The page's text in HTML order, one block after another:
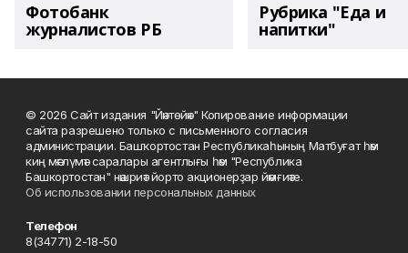
Фотобанк
журналистов РБ
Рубрика "Еда и
напитки"
© 2026 Сайт издания "Йәнтөйәк" Копирование информации
сайта разрешено только с письменного согласия
администрации. Башҡортостан Республикаһының Матбуғат һәм
киң мәғлүмәт саралары агентлығы һәм "Республика
Башкортостан" нәшриәт йорто акционерҙар йәмғиәте.
Об использовании персональных данных
Телефон
8(34771) 2-18-50